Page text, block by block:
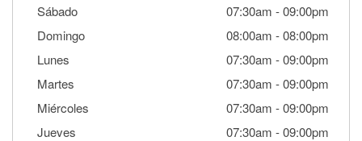
Sábado 07:30am -09:00pm
Domingo
08:00am -08:00pm
Lunes
07:30am -09:00pm
Martes
07:30am -09:00pm
Miércoles
07:30am -09:00pm
Jueves
07:30am -09:00pm